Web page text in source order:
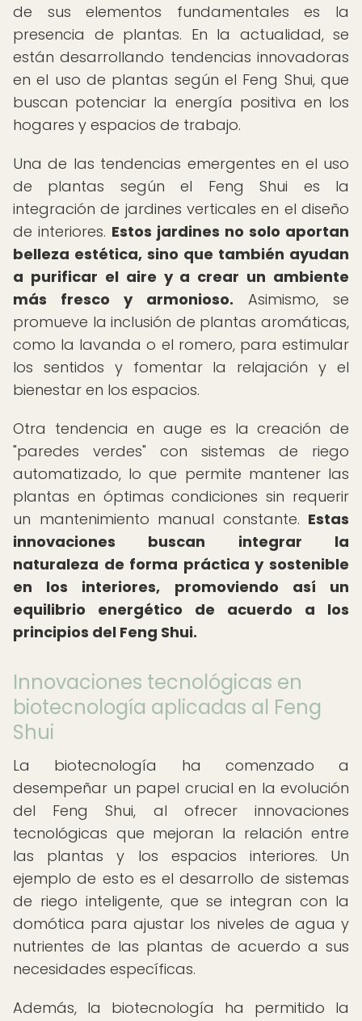
de sus elementos fundamentales es la
presencia de plantas. En la actualidad, se
están desarrollando tendencias innovadoras
en el uso de plantas según el Feng Shui, que
buscan potenciar la energía positiva en los
hogares y espacios de trabajo.
Una de las tendencias emergentes en el uso
de plantas según el Feng Shui es la
integración de jardines verticales en el diseño
de interiores. Estos jardines no solo aportan
belleza estética, sino que también ayudan
a purificar el aire y a crear un ambiente
más fresco y armonioso. Asimismo, se
promueve la inclusión de plantas aromáticas,
como la lavanda o el romero, para estimular
los sentidos y fomentar la relajación y el
bienestar en los espacios.
Otra tendencia en auge es la creación de
"paredes verdes" con sistemas de riego
automatizado, lo que permite mantener las
plantas en óptimas condiciones sin requerir
un mantenimiento manual constante. Estas
innovaciones buscan integrar la
naturaleza de forma práctica y sostenible
en los interiores, promoviendo así un
equilibrio energético de acuerdo a los
principios del Feng Shui.
Innovaciones tecnológicas en
biotecnología aplicadas al Feng
Shui
La biotecnología ha comenzado a
desempeñar un papel crucial en la evolución
del Feng Shui, al ofrecer innovaciones
tecnológicas que mejoran la relación entre
las plantas y los espacios interiores. Un
ejemplo de esto es el desarrollo de sistemas
de riego inteligente, que se integran con la
domótica para ajustar los niveles de agua y
nutrientes de las plantas de acuerdo a sus
necesidades específicas.
Además, la biotecnología ha permitido la